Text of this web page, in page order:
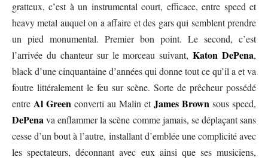
gratteux, c’est à un instrumental court, efficace, entre speed et
heavy metal auquel on a affaire et des gars qui semblent prendre
un pied monumental. Premier bon point. Le second, c’est
l’arrivée du chanteur sur le morceau suivant,Katon DePena,
black d’une cinquantaine d’années qui donne tout ce qu’il a et va
foutre littéralement le feu sur scène. Sorte de prêcheur possédé
entre Al Green converti au Malin etJames Brown sous speed,
DePenava enflammer la scène comme jamais, se déplaçant sans
cesse d’un bout à l’autre, installant d’emblée une complicité avec
les spectateurs, déconnant avec eux ainsi que ses musiciens,